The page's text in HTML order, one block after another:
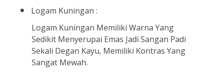
Logam Kuningan :
Logam Kuningan Memiliki Warna Yang
Sedikit Menyerupai Emas Jadi Sangan Padi
Sekali Degan Kayu, Memiliki Kontras Yang
Sangat Mewah.